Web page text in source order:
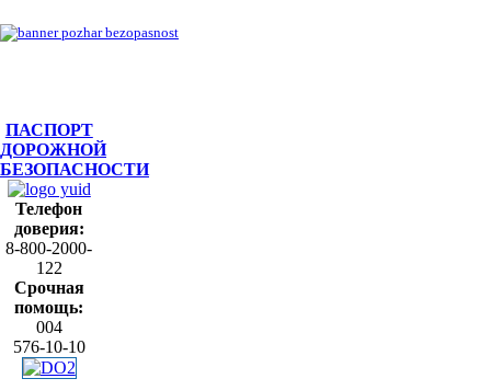
ПАСПОРТ
ДОРОЖНОЙ
БЕЗОПАСНОСТИ
Телефон
доверия:
8-800-2000-
122
Срочная
помощь:
004
576-10-10